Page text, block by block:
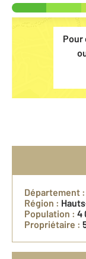
Pour
Département :
Région :
Population : 4
Propriétaire :